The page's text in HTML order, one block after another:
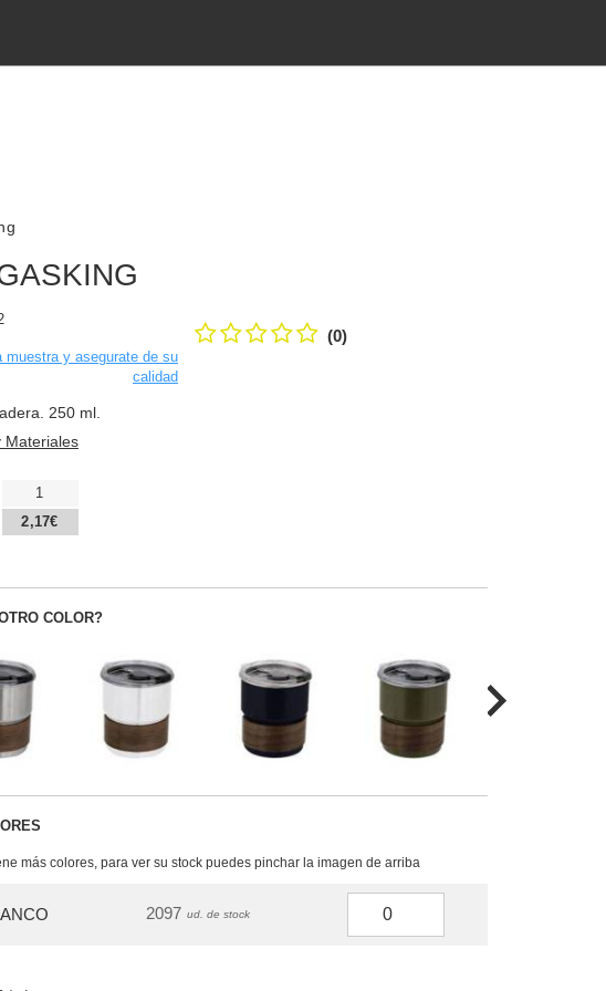
(0)
muestra y asegurate de su
calidad
250 ml.
Materiales
1
2,17€
COLOR?
más colores, para ver su stock puedes pinchar la imagen de arriba
2097 ud. de stock